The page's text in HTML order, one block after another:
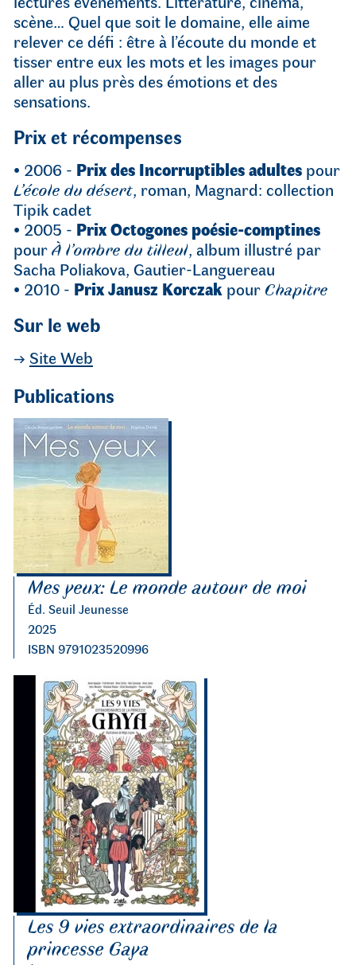
scène… Quel que soit le domaine, elle aime
relever ce défi : être à l’écoute du monde et
tisser entre eux les mots et les images pour
aller au plus près des émotions et des
sensations.
Prix et récompenses
• 2006 - Prix des Incorruptibles adultes pour
L’école du désert, roman, Magnard: collection
Tipik cadet
• 2005 - Prix Octogones poésie-comptines
pourÀ l’ombre du tilleul, album illustré par
Sacha Poliakova, Gautier-Languereau
• 2010 - Prix Janusz Korczak pour Chapitre
Sur le web
→ Site Web
Publications
Mes yeux: Le monde autour de moi
Éd. Seuil Jeunesse
2025
ISBN 9791023520996
Les 9 vies extraordinaires de la
princesse Gaya